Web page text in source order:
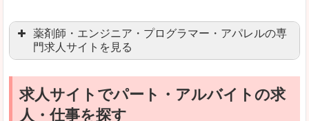
検索人気キーワードの上位が「40代」「50代」
文字が大きくて見やすいです。
薬剤師・エンジニア・プログラマー・アパレルの専
門求人サイトを見る
マイナビ薬剤師
リクナビ薬剤師
求人サイトでパート・アルバイトの求
人・仕事を探す